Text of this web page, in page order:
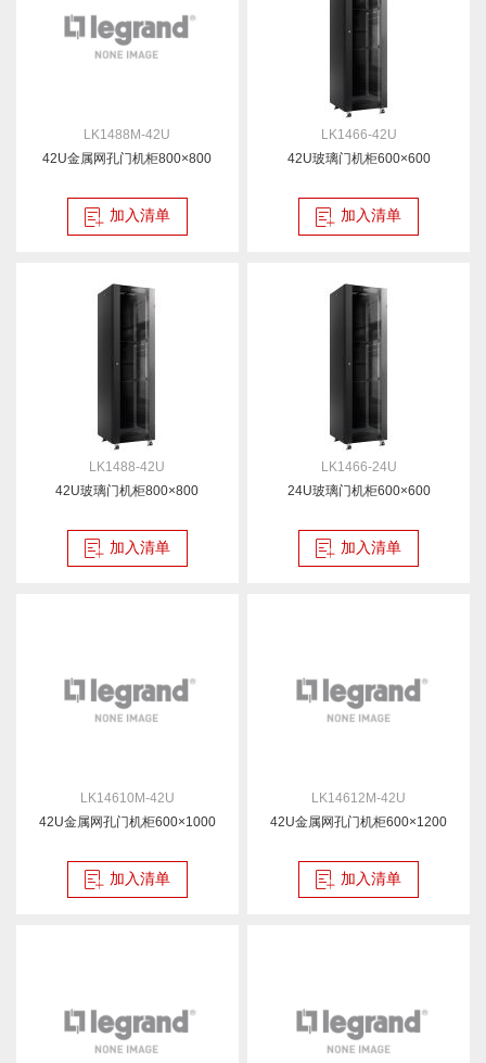
LK1488M-42U
42U金属网孔门机柜800×800
加入清单
LK1466-42U
42U玻璃门机柜600×600
加入清单
LK1488-42U
42U玻璃门机柜800×800
加入清单
LK1466-24U
24U玻璃门机柜600×600
加入清单
LK14610M-42U
42U金属网孔门机柜600×1000
加入清单
LK14612M-42U
42U金属网孔门机柜600×1200
加入清单